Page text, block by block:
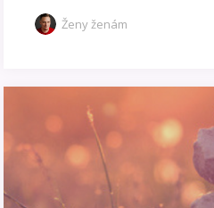
Ženy ženám